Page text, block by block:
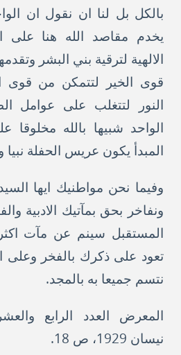
بالكل بل لنا ان نقول ان
يخدم مقاصد الله هنا على
الالهية لترقية بني البشر
قوى الخير لتتمكن من قوى
النور لتتغلب على عوامل
الواحد شبيها بالله مخلوقا
المبدأ يكون عريس الحفلة
وفيما نحن مواطنيك ايها
ونفاخر بحق بمآتيك الادبية
المستقبل سينم عن مآت
تعود على ذكرك بالفخر وعلى
نتسم جميعا به بالمجد.
المعرض العدد الرابع
نيسان 1929، ص 18.